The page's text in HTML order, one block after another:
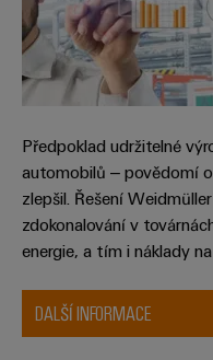
Předpoklad udržitelné
automobilů – povědomí
zlepšil. Řešení
zdokonalování v
energie, a tím i náklady na
DALŠÍ INFORMACE